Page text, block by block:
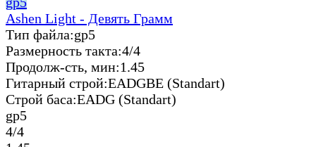
Ashen Light - Девять Грамм
Тип файла:gp5
Размерность такта:4/4
Продолж-сть, мин:1.45
Гитарный строй:EADGBE (Standart)
Строй баса:EADG (Standart)
gp5
4/4